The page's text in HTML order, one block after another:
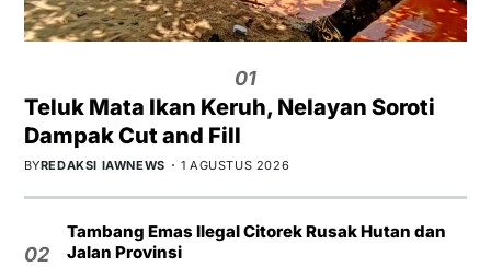
01
Teluk Mata Ikan Keruh, Nelayan Soroti
Dampak Cut and Fill
BYREDAKSI IAWNEWS 1 AGUSTUS 2026
02
Tambang Emas Ilegal Citorek Rusak Hutan dan
Jalan Provinsi